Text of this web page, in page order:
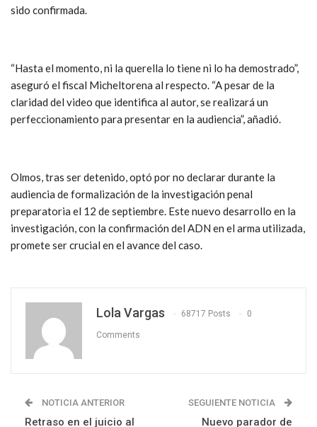
sido confirmada.
“Hasta el momento, ni la querella lo tiene ni lo ha demostrado”,
aseguró el fiscal Micheltorena al respecto. “A pesar de la
claridad del video que identifica al autor, se realizará un
perfeccionamiento para presentar en la audiencia”, añadió.
Olmos, tras ser detenido, optó por no declarar durante la
audiencia de formalización de la investigación penal
preparatoria el 12 de septiembre. Este nuevo desarrollo en la
investigación, con la confirmación del ADN en el arma utilizada,
promete ser crucial en el avance del caso.
Lola Vargas 68717 Posts 0
Comments
NOTICIA ANTERIOR
Retraso en el juicio al
SEGUIENTE NOTICIA
Nuevo parador de